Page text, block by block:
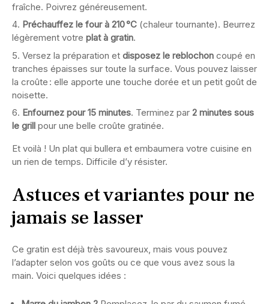
fraîche. Poivrez généreusement.
Préchauffez le four à 210 °C (chaleur tournante). Beurrez
légèrement votre plat à gratin.
Versez la préparation et disposez le reblochon coupé en
tranches épaisses sur toute la surface. Vous pouvez laisser
la croûte : elle apporte une touche dorée et un petit goût de
noisette.
Enfournez pour 15 minutes. Terminez par 2 minutes sous
le grill pour une belle croûte gratinée.
Et voilà ! Un plat qui bullera et embaumera votre cuisine en
un rien de temps. Difficile d’y résister.
Astuces et variantes pour ne
jamais se lasser
Ce gratin est déjà très savoureux, mais vous pouvez
l’adapter selon vos goûts ou ce que vous avez sous la
main. Voici quelques idées :